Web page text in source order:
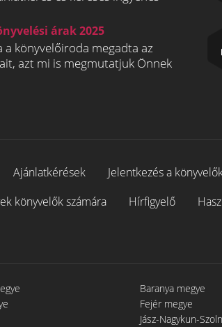
árak 2025
a könyvelőiroda megadta az
azt mi is megmutatjuk Önnek
Ajánlatkérések
Jelentkezés a
könyvelők számára
Hírfigyelő
Baranya megye
Fejér megye
Jász-Nagykun-